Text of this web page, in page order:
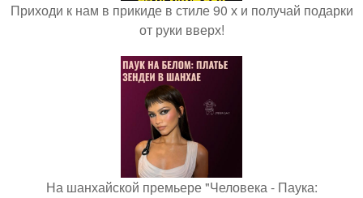
Приходи к нам в прикиде в стиле 90 х и получай подарки
от руки вверх!
На шанхайской премьере "Человека - Паука: